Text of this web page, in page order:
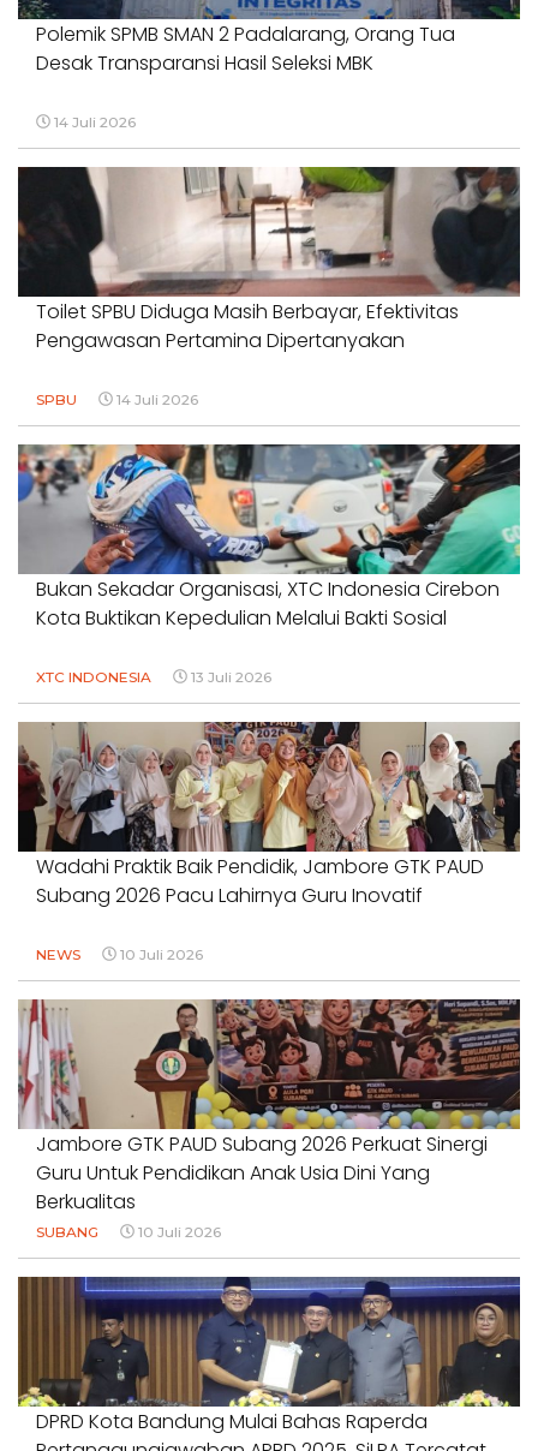
Polemik SPMB SMAN 2 Padalarang, Orang Tua
Desak Transparansi Hasil Seleksi MBK
14 Juli 2026
Toilet SPBU Diduga Masih Berbayar, Efektivitas
Pengawasan Pertamina Dipertanyakan
SPBU 14 Juli 2026
Bukan Sekadar Organisasi, XTC Indonesia Cirebon
Kota Buktikan Kepedulian Melalui Bakti Sosial
XTC INDONESIA 13 Juli 2026
Wadahi Praktik Baik Pendidik, Jambore GTK PAUD
Subang 2026 Pacu Lahirnya Guru Inovatif
NEWS 10 Juli 2026
Jambore GTK PAUD Subang 2026 Perkuat Sinergi
Guru Untuk Pendidikan Anak Usia Dini Yang
Berkualitas
SUBANG 10 Juli 2026
DPRD Kota Bandung Mulai Bahas Raperda